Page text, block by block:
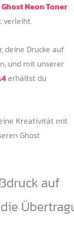
Ghost Neon Toner
verleiht.
deine Drucke auf
und mit unserer
erhältst du
Kreativität mit
Ghost
auf